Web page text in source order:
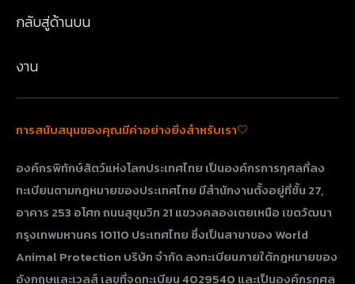
กลับสู่ด้านบน
งาน
การสนับสนุนของคุณมีค่าอย่างยิ่งสำหรับเรา🤍
องค์กรพิทักษ์สัตว์แห่งโลกประเทศไทย เป็นองค์กรการกุศลที่ลง
ทะเบียนตามกฎหมายของประเทศไทย มีสำนักงานตั้งอยู่ที่ชั้น 27,
อาคาร 253 อโศก ถนนสุขุมวิท 21 แขวงคลองเตยเหนือ เขตวัฒนา
กรุงเทพมหานคร 10110 ประเทศไทย​​​​​​​ ซึ่งเป็นสาขาของ World
Animal Protection บริษัท จำกัด ลงทะเบียนภายใต้กฎหมายของ
อังกฤษและเวลส์ เลขที่จดทะเบียน 4029540 และเป็นองค์กรกุศล